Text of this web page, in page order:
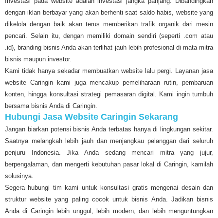
dengan iklan berbayar yang akan berhenti saat saldo habis, website yang
dikelola dengan baik akan terus memberikan trafik organik dari mesin
pencari. Selain itu, dengan memiliki domain sendiri (seperti .com atau
.id), branding bisnis Anda akan terlihat jauh lebih profesional di mata mitra
bisnis maupun investor.
Kami tidak hanya sekadar membuatkan website lalu pergi. Layanan jasa
website Caringin kami juga mencakup pemeliharaan rutin, pembaruan
konten, hingga konsultasi strategi pemasaran digital. Kami ingin tumbuh
bersama bisnis Anda di Caringin.
Hubungi Jasa Website Caringin Sekarang
Jangan biarkan potensi bisnis Anda terbatas hanya di lingkungan sekitar.
Saatnya melangkah lebih jauh dan menjangkau pelanggan dari seluruh
penjuru Indonesia. Jika Anda sedang mencari mitra yang jujur,
berpengalaman, dan mengerti kebutuhan pasar lokal di Caringin, kamilah
solusinya.
Segera hubungi tim kami untuk konsultasi gratis mengenai desain dan
struktur website yang paling cocok untuk bisnis Anda. Jadikan bisnis
Anda di Caringin lebih unggul, lebih modern, dan lebih menguntungkan